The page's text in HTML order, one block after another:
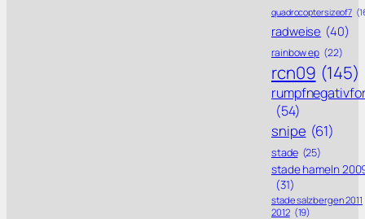
quadrocoptersizeof7
radweise (40)
rainbow ep (22)
rcn09 (145)
(54)
snipe (61)
stade (25)
stade hameln
(31)
stade salzbergen 2011
2012 (19)